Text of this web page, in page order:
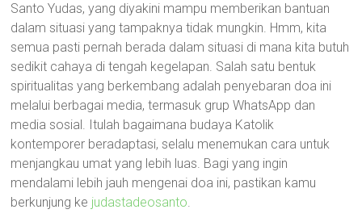
Santo Yudas, yang diyakini mampu memberikan bantuan
dalam situasi yang tampaknya tidak mungkin. Hmm, kita
semua pasti pernah berada dalam situasi di mana kita butuh
sedikit cahaya di tengah kegelapan. Salah satu bentuk
spiritualitas yang berkembang adalah penyebaran doa ini
melalui berbagai media, termasuk grup WhatsApp dan
media sosial. Itulah bagaimana budaya Katolik
kontemporer beradaptasi, selalu menemukan cara untuk
menjangkau umat yang lebih luas. Bagi yang ingin
mendalami lebih jauh mengenai doa ini, pastikan kamu
berkunjung ke judastadeosanto.